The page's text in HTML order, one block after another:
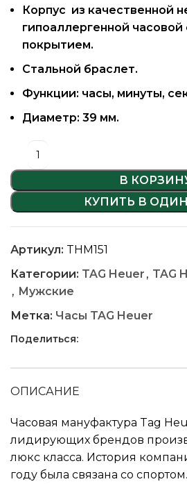
Корпус из качественной
гипоаллергенной
покрытием.
Стальной браслет.
Функции: часы, минуты,
Диаметр: 39 мм.
В
КУПИТЬ В
Артикул: THM151
Категории: TAG Heuer , TAG
, Мужские
Метка: Часы TAG Heuer
Поделиться:
ОПИСАНИЕ
Часовая мануфактура Tag
лидирующих брендов
люкс класса. История
году была связана со